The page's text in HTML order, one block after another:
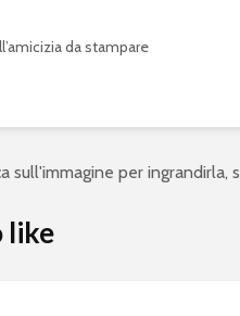
da stampare
sull'immagine per ingrandirla,
like